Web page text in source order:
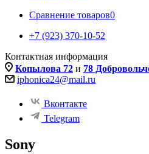
Сравнение товаров0
+7 (923) 370-10-52
Контактная информация
Копылова 72 и 78
iphonica24@mail.ru
Вконтакте
Telegram
Sony